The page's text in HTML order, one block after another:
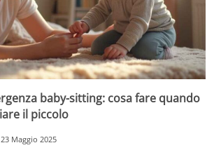
baby-sitting: cosa fare quando
il piccolo
23 Maggio 2025